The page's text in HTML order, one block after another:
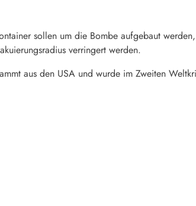
sollen um die Bombe aufgebaut
verringert werden.
aus den USA und wurde im Zweiten